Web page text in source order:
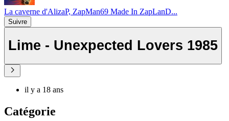
La caverne d'AlizaP, ZapMan69 Made In ZapLanD...
Suivre
Lime - Unexpected Lovers 1985
il y a 18 ans
Catégorie